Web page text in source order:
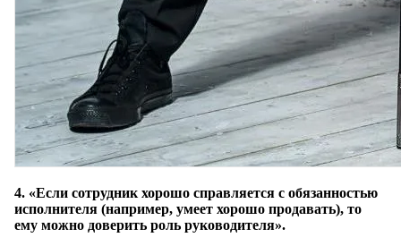
4. «Если сотрудник хорошо справляется с обязанностью
исполнителя (например, умеет хорошо продавать), то
ему можно доверить роль руководителя».